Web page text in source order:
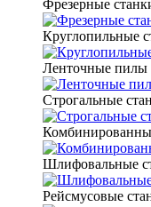
Фрезерные
Круглопильные
Ленточные пилы
Строгальные
Шлифовальные
Рейсмусовые